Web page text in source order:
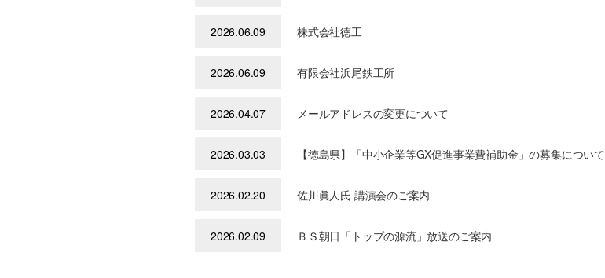
2026.06.09 株式会社徳工
2026.06.09 有限会社浜尾鉄工所
2026.04.07 メールアドレスの変更について
2026.03.03 【徳島県】「中小企業等GX促進事業費補助金」の募集について
2026.02.20 佐川眞人氏 講演会のご案内
2026.02.09 ＢＳ朝日「トップの源流」放送のご案内